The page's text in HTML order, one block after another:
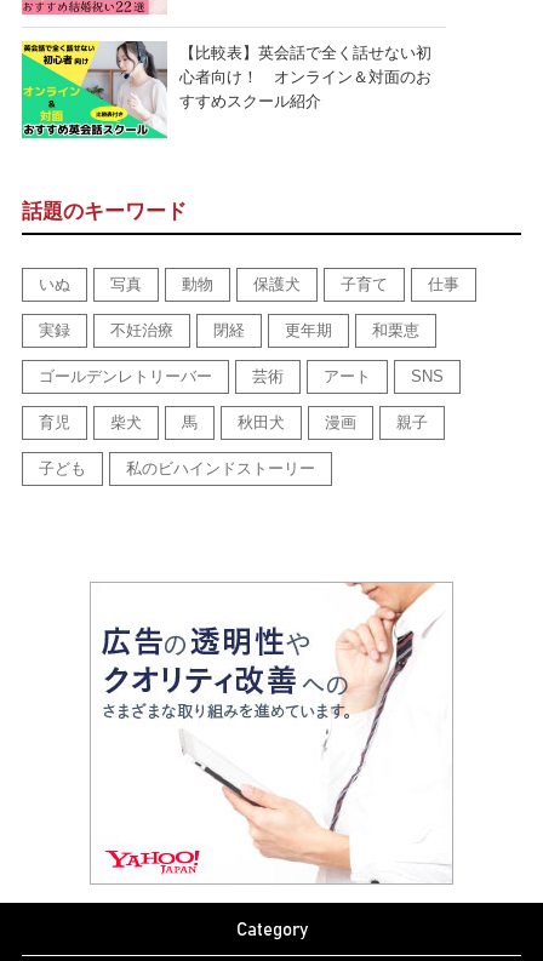
【比較表】英会話で全く話せない初
心者向け！ オンライン＆対面のお
すすめスクール紹介
話題のキーワード
いぬ 写真 動物 保護犬 子育て 仕事
実録 不妊治療 閉経 更年期 和栗恵
ゴールデンレトリーバー 芸術 アート SNS
育児 柴犬 馬 秋田犬 漫画 親子
子ども 私のビハインドストーリー
Category